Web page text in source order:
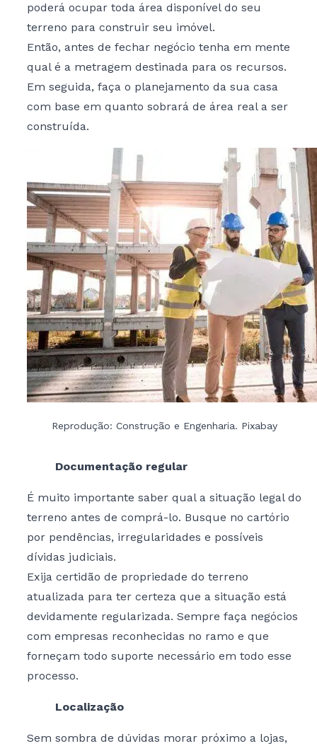
poderá ocupar toda área disponível do seu
terreno para construir seu imóvel.
Então, antes de fechar negócio tenha em mente
qual é a metragem destinada para os recursos.
Em seguida, faça o planejamento da sua casa
com base em quanto sobrará de área real a ser
construída.
Reprodução: Construção e Engenharia. Pixabay
Documentação regular
É muito importante saber qual a situação legal do
terreno antes de comprá-lo. Busque no cartório
por pendências, irregularidades e possíveis
dívidas judiciais.
Exija certidão de propriedade do terreno
atualizada para ter certeza que a situação está
devidamente regularizada. Sempre faça negócios
com empresas reconhecidas no ramo e que
forneçam todo suporte necessário em todo esse
processo.
Localização
Sem sombra de dúvidas morar próximo a lojas,